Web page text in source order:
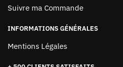
Suivre ma Commande
INFORMATIONS GÉNÉRALES
Mentions Légales